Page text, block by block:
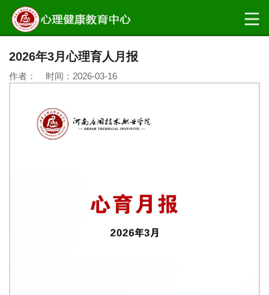
2026年3月心理育人月报
作者： 时间：2026-03-16